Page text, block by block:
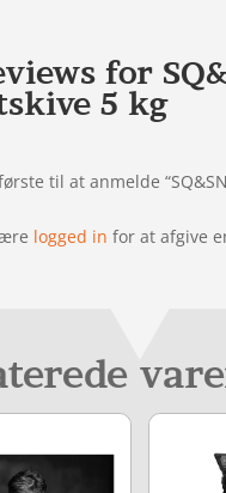
for
5 kg
til at anmelde
logged in for at afgive